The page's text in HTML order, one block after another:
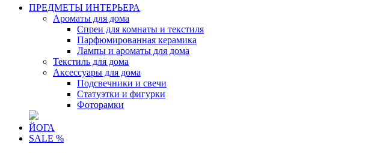
ПРЕДМЕТЫ ИНТЕРЬЕРА
Ароматы для дома
Спреи для комнаты и текстиля
Парфюмированная керамика
Лампы и ароматы для дома
Текстиль для дома
Аксессуары для дома
Подсвечники и свечи
Статуэтки и фигурки
Фоторамки
ЙОГА
SALE %